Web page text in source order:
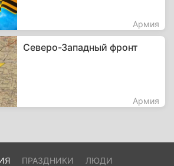
Армия
Северо-Западный фронт
Армия
ПРАЗДНИКИ
ЛЮДИ